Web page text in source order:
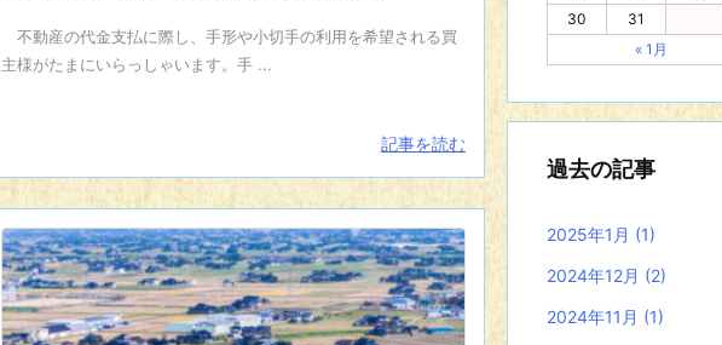
不動産の代金支払に際し、手形や小切手の利用を希望される買
主様がたまにいらっしゃいます。手 ...
記事を読む
30
31
« 1月
過去の記事
2025年1月 (1)
2024年12月 (2)
2024年11月 (1)